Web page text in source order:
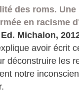
des roms.
en racisme
Michalon,
avoir écrit
déconstruire les
notre